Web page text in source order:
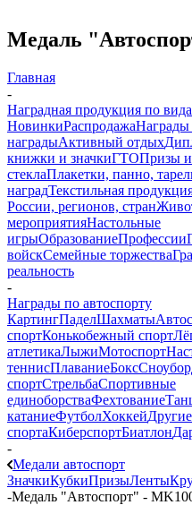
Медаль
Главная
-
Наградная продукция по
НовинкиРаспродажаНаграды
наградыАктивный отдых
книжки и значкиГТОПризы
стеклаПлакетки, панно,
наградТекстильная
России, регионов, стран
мероприятияНастольные
игрыОбразованиеПрофессии
войскСемейные торжества
реальность
-
Награды по автоспорту
КартингПаделШахматы
спортКонькобежный спорт
атлетикаЛыжиМотоспорт
теннисПлаваниеБокс
спортСтрельбаСпортивные
единоборстваФехтование
катаниеФутболХоккей
спортаКиберспортБиатлон
-
Медали автоспорт
ЗначкиКубкиПризыЛенты
-Медаль "Автоспорт" -